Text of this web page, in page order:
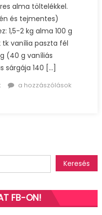
alma töltelékkel.
és tejmentes)
1,5-2 kg alma 100 g
tk vanília paszta fél
(40 g vaníliás
sárgája 140 […]
Habos-
a hozzászólások
Keresés
FB-ON!